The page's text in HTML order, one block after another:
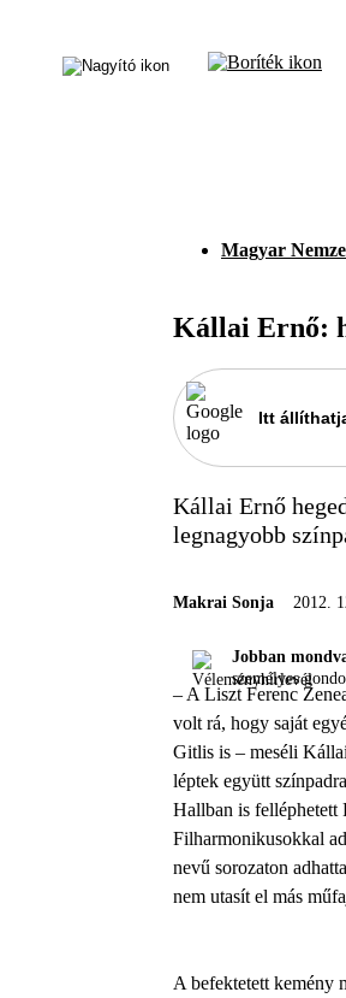
Magyar
Kállai Ernő:
Itt
Kállai Ernő
legnagyobb
Makrai Sonja 2012.
Jobban
személyes
– A Liszt Ferenc
volt rá, hogy saját
Gitlis is – meséli
léptek együtt
Hallban is
Filharmonikusokkal
nevű sorozaton
nem utasít el más
A befektetett kemény